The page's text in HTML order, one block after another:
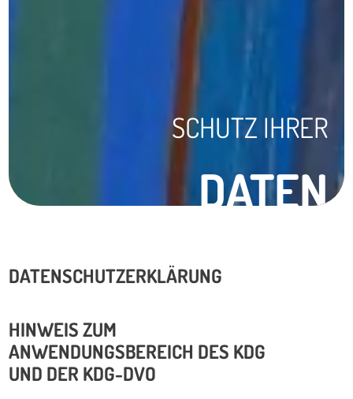
DATEN
SCHUTZ IHRER
DATENSCHUTZERKLÄRUNG
HINWEIS ZUM
ANWENDUNGSBEREICH DES KDG
UND DER KDG-DVO